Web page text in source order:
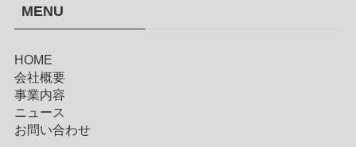
MENU
HOME
会社概要
事業内容
ニュース
お問い合わせ